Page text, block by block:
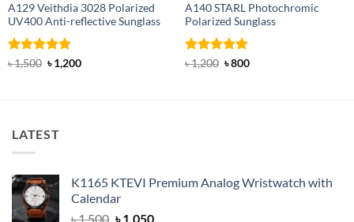
A129 Veithdia 3028 Polarized
UV400 Anti-reflective Sunglass
Rated 4.8
৳1,500 Original
price
৳1,200Current
A140 STARL Photochromic
Polarized Sunglass
Rated 4.83
৳1,200 Original
৳800Current
LATEST
K1165 KTEVI Premium Analog Wristwatch with
Calendar
৳1,500 Original
৳1,050Current